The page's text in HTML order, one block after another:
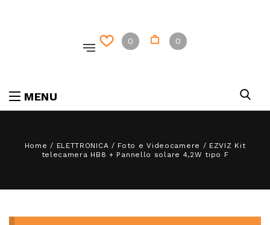
0 0
MENU
Home / ELETTRONICA / Foto e Videocamere / EZVIZ Kit
telecamera HB8 + Pannello solare 4,2W tipo F